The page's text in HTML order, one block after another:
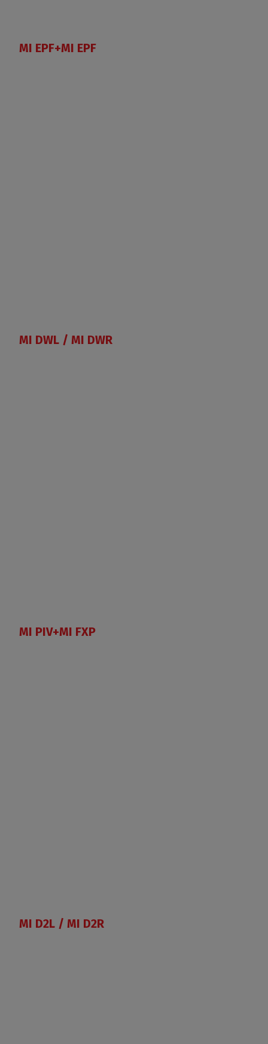
MI EPF+MI EPF
MI DWL / MI DWR
MI PIV+MI FXP
MI D2L / MI D2R